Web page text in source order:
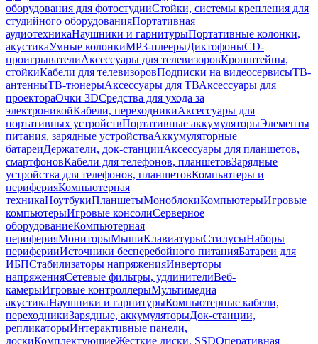
оборудования для фотостудииСтойки, системы крепления для
студийного оборудованияПортативная
аудиотехникаНаушники и гарнитурыПортативные колонки,
акустикаУмные колонкиMP3-плеерыДиктофоныCD-
проигрывателиАксессуары для телевизоровКронштейны,
стойкиКабели для телевизоровПодписки на видеосервисыТВ-
антенныТВ-тюнерыАксессуары для ТВАксессуары для
проектораОчки 3DСредства для ухода за
электроникойКабели, переходникиАксессуары для
портативных устройствПортативные аккумуляторыЭлементы
питания, зарядные устройстваАккумуляторные
батареиДержатели, док-станцииАксессуары для планшетов,
смартфоновКабели для телефонов, планшетовЗарядные
устройства для телефонов, планшетовКомпьютеры и
периферияКомпьютерная
техникаНоутбукиПланшетыМоноблокиКомпьютерыИгровые
компьютерыИгровые консолиСерверное
оборудованиеКомпьютерная
периферияМониторыМышиКлавиатурыСтилусыНаборы
периферииИсточники бесперебойного питанияБатареи для
ИБПСтабилизаторы напряженияИнверторы
напряженияСетевые фильтры, удлинителиВеб-
камерыИгровые контроллерыМультимедиа
акустикаНаушники и гарнитурыКомпьютерные кабели,
переходникиЗарядные, аккумуляторыДок-станции,
репликаторыИнтерактивные панели,
доскиКомплектующиеЖесткие диски, SSDОперативная